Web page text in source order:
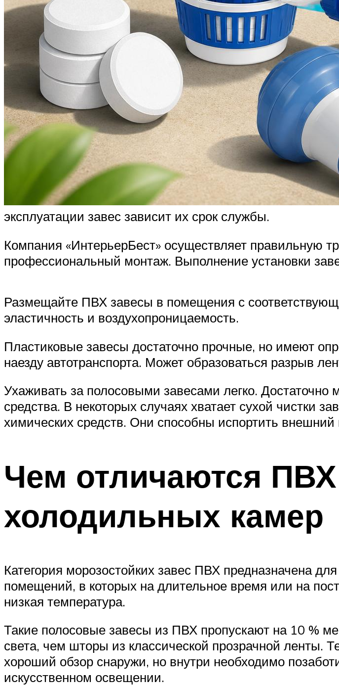
эксплуатации завес зависит их срок службы.
Компания «ИнтерьерБест» осуществляет правильную
профессиональный монтаж. Выполнение установки
Размещайте ПВХ завесы в помещения с
эластичность и воздухопроницаемость.
Пластиковые завесы достаточно прочные, но имеют
наезду автотранспорта. Может образоваться разрыв
Ухаживать за полосовыми завесами легко.
средства. В некоторых случаях хватает сухой чистки
химических средств. Они способны испортить внешний
Чем отличаются
холодильных камер
Категория морозостойких завес ПВХ предназначена для
помещений, в которых на длительное время или на
низкая температура.
Такие полосовые завесы из ПВХ пропускают на 10 %
света, чем шторы из классической прозрачной ленты.
хороший обзор снаружи, но внутри необходимо
искусственном освещении.